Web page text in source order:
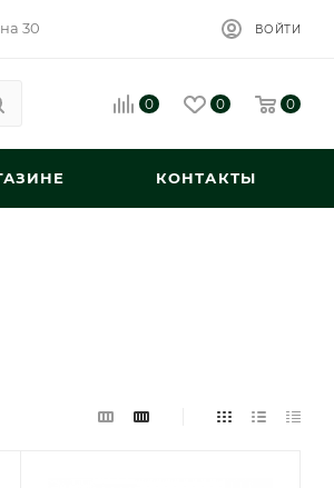
30 ВОЙТИ
0 0 0
КОНТАКТЫ